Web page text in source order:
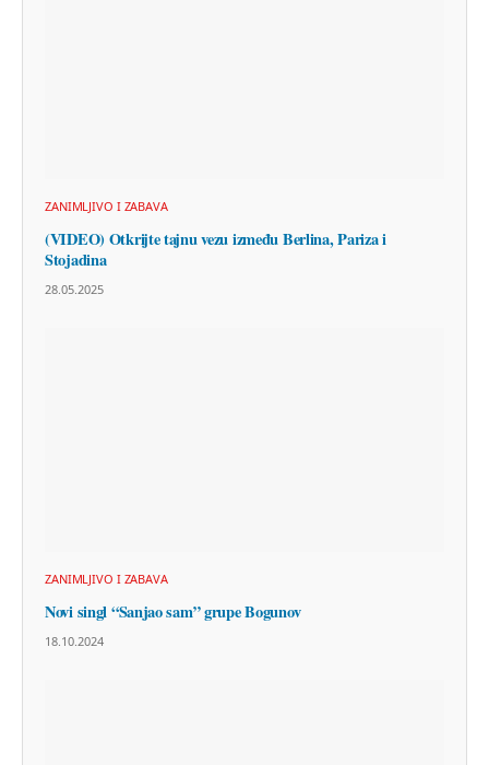
ZANIMLJIVO I ZABAVA
(VIDEO) Otkrijte tajnu vezu između Berlina, Pariza i
Stojadina
28.05.2025
ZANIMLJIVO I ZABAVA
Novi singl “Sanjao sam” grupe Bogunov
18.10.2024